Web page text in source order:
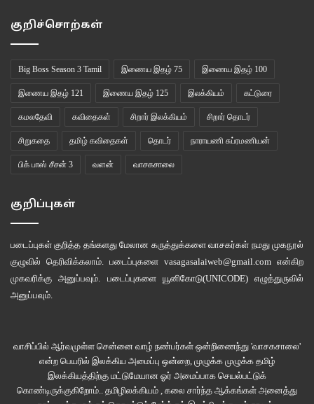
குறிச்சொற்கள்
Big Boss Season 3 Tamil இணைய இதழ் 75 இணைய இதழ் 100
இணைய இதழ் 121 இணைய இதழ் 125 இலக்கியம் கட்டுரை
கமலதேவி கவிதைகள் சிறார் இலக்கியம் சிறார் தொடர்
சிறுகதை தமிழ் கவிதைகள் தொடர் நாராயணி சுப்ரமணியன்
பிக் பாஸ் சீசன் 3 வளன் வாசகசாலை
குறிப்புகள்
படைப்புகள் குறித்த தங்களது மேலான கருத்துக்களை வாசகர்கள் நமது முகநூல்
குழுவில் தெரிவிக்கலாம். படைப்புகளை vasagasalaiweb@gmail.com என்கிற
முகவரிக்கு அனுப்பவும். படைப்புகளை யூனிகோடு(UNICODE)எழுத்துருவில்
அனுப்பவும்.
வாசிப்பில் ஆர்வமுள்ள சென்னை வாழ் நண்பர்கள் ஒன்றிணைந்து 'வாசகசாலை'
என்ற பெயரில் இலக்கிய அமைப்பு ஒன்றை, முழுக்க முழுக்க தமிழ்
இலக்கியத்திற்கு மட்டுமேயான ஓர் அமைப்பாக செயல்பட்டுக்
கொண்டிருக்குகிறோம்.. தமிழிலக்கியம் , கலை சார்ந்த ஆக்கங்கள் அனைத்து